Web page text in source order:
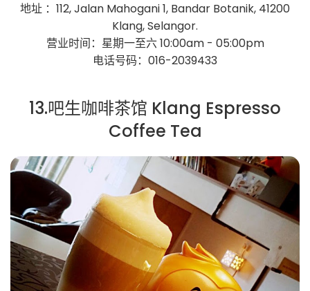
地址 ：112, Jalan Mahogani 1, Bandar Botanik, 41200
Klang, Selangor.
营业时间：星期一至六 10:00am - 05:00pm
电话号码：016-2039433
13.吧生咖啡茶馆 Klang Espresso
Coffee Tea